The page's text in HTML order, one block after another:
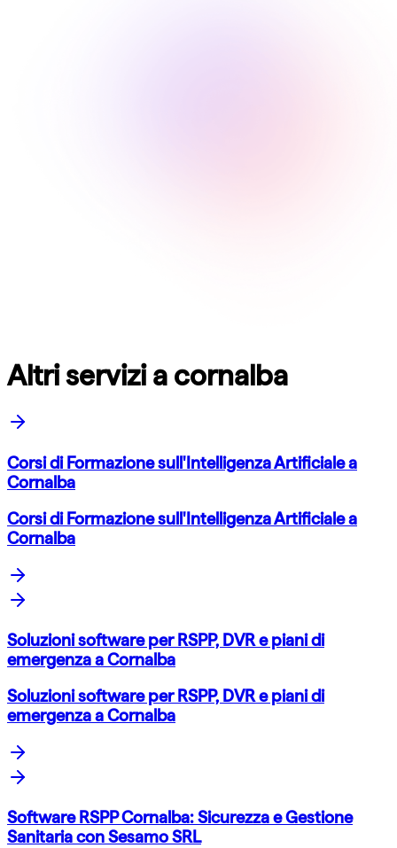
Altri servizi a cornalba
Corsi di Formazione sull'Intelligenza Artificiale a
Cornalba
Corsi di Formazione sull'Intelligenza Artificiale a
Cornalba
Soluzioni software per RSPP, DVR e piani di
emergenza a Cornalba
Soluzioni software per RSPP, DVR e piani di
emergenza a Cornalba
Software RSPP Cornalba: Sicurezza e Gestione
Sanitaria con Sesamo SRL